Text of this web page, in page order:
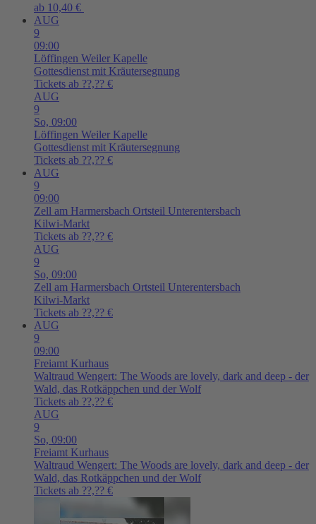
ab 10,40 €
AUG
9
09:00
Löffingen Weiler Kapelle
Gottesdienst mit Kräutersegnung
Tickets ab ??,?? €
AUG
9
So, 09:00
Löffingen Weiler Kapelle
Gottesdienst mit Kräutersegnung
Tickets ab ??,?? €
AUG
9
09:00
Zell am Harmersbach Ortsteil Unterentersbach
Kilwi-Markt
Tickets ab ??,?? €
AUG
9
So, 09:00
Zell am Harmersbach Ortsteil Unterentersbach
Kilwi-Markt
Tickets ab ??,?? €
AUG
9
09:00
Freiamt Kurhaus
Waltraud Wengert: The Woods are lovely, dark and deep - der
Wald, das Rotkäppchen und der Wolf
Tickets ab ??,?? €
AUG
9
So, 09:00
Freiamt Kurhaus
Waltraud Wengert: The Woods are lovely, dark and deep - der
Wald, das Rotkäppchen und der Wolf
Tickets ab ??,?? €